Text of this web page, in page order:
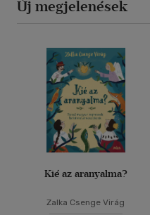
Új megjelenések
Kié az aranyalma?
Zalka Csenge Virág